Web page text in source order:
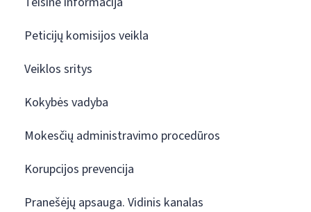
Peticijų komisijos veikla
Veiklos sritys
Kokybės vadyba
Mokesčių administravimo procedūros
Korupcijos prevencija
Pranešėjų apsauga. Vidinis kanalas